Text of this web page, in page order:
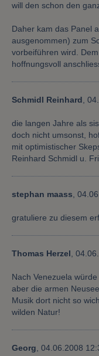
will den schon den
Daher kam das Panel
ausgenommen) zum
vorbeiführen wird.
hoffnungsvoll
Schmidl Reinhard,
die langen Jahre als
doch nicht umsonst,
mit optimistischer
Reinhard Schmidl u.
stephan maass,
gratuliere zu diesem
Thomas Herzel,
Nach Venezuela
aber die armen
Musik dort nicht so
wilden Natur!
Georg, 04.06.2008